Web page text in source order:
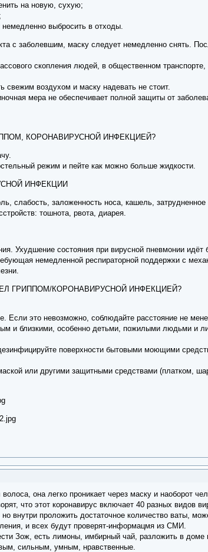
на новую, сухую;
немедленно выбросить в отходы.
с заболевшим, маску следует немедленно снять.
скопления людей, в общественном
свежим воздухом и маску надевать не стоит.
мера не обеспечивает полной защиты от
КОРОНАВИРУСНОЙ ИНФЕКЦИЕЙ?
режим и пейте как можно больше жидкости.
ИНФЕКЦИИ
слабость, заложенность носа, кашель,
тошнота, рвота, диарея.
Ухудшение состояния при вирусной пневмонии
немедленной респираторной поддержки с
ГРИППОМ/КОРОНАВИРУСНОЙ ИНФЕКЦИЕЙ?
Если это невозможно, соблюдайте расстояние не
и близкими, особенно детьми, пожилыми людьми
поверхности бытовыми моющими
или другими защитными средствами (платком,
она легко проникает через маску и наоборот
что этот коронавирус включает 40 разных видов
внутри проложить достаточное количество ваты,
и всех будут проверят-информацмя из СМИ.
Зож, есть лимоны, имбирный чай, разложить в доме
сильным, умным, нравственные.